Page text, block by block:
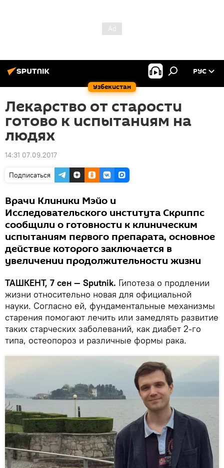
Узбекистан
РУС
Лекарство от старости
готово к испытаниям на
людях
14:31 07.09.2017
Подписаться
Врачи Клиники Мэйо и
Исследовательского института Скриппс
сообщили о готовности к клиническим
испытаниям первого препарата, основное
действие которого заключается в
увеличении продолжительности жизни
ТАШКЕНТ, 7 сен — Sputnik. Гипотеза о продлении
жизни относительно новая для официальной
науки. Согласно ей, фундаментальные механизмы
старения помогают лечить или замедлять развитие
таких старческих заболеваний, как диабет 2-го
типа, остеопороз и различные формы рака.